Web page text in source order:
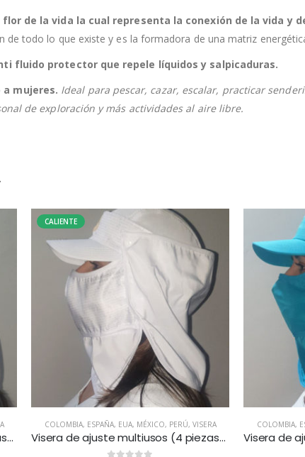
de la vida la cual representa la conexión de la vida y
todo lo que existe y es la formadora de una matriz
fluido protector que repele líquidos y salpicaduras.
mujeres. Ideal para pescar, cazar, escalar, practicar
de exploración y más actividades al aire libre.
Visera de ajuste multiusos (4 piezas) – Gris. Disponible en México, Colombia, USA, Perú y España
CALIENTE
COLOMBIA, ESPAÑA, EUA, MÉXICO, PERÚ, VISERA
Visera de ajuste multiusos (4 piezas) – Blanca. Disponible en México, Colombia, USA, Perú y España
COLOMBIA,